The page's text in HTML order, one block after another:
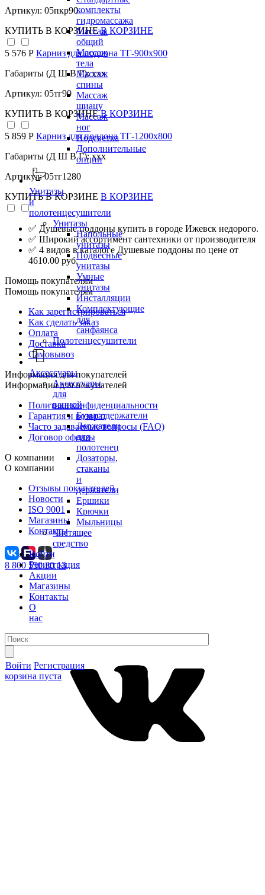
комплекты
гидромассажа
Массаж
общий
Массаж
тела
Массаж
спины
Массаж
шиацу
Массаж
ног
Подсветка
Дополнительные
опции
Унитазы
и
полотенцесушители
Унитазы
Напольные
унитазы
Подвесные
унитазы
Умные
унитазы
Инсталляции
Комплектующие
для
санфаянса
Полотенцесушители
Аксессуары
Аксессуары
для
ванной
Бумагодержатели
Держатели
для
полотенец
Дозаторы,
стаканы
и
держатели
Ершики
Крючки
Мыльницы
Чистящее
средство
Войти
Регистрация
Акции
Магазины
Контакты
О
нас
Войти Регистрация
корзина пуста
Артикул: 05пкр90
КУПИТЬ В КОРЗИНЕ В КОРЗИНЕ
5 576 Р Карниз для поддона TГ-900х900
Габариты (Д Ш В Г): xxx
Артикул: 05тг90
КУПИТЬ В КОРЗИНЕ В КОРЗИНЕ
5 859 Р Карниз для поддона TГ-1200х800
Габариты (Д Ш В Г): xxx
Артикул: 05тг1280
КУПИТЬ В КОРЗИНЕ В КОРЗИНЕ
✅ Душевые поддоны купить в городе Ижевск недорого.
✅ Широкий ассортимент сантехники от производителя
✅ 4 видов в каталоге Душевые поддоны по цене от
4610.00 руб.
Помощь покупателям
Помощь покупателям
Как зарегистрироваться
Как сделать заказ
Оплата
Доставка
Самовывоз
Информация для покупателей
Информация для покупателей
Политика конфиденциальности
Гарантия и возврат
Часто задаваемые вопросы (FAQ)
Договор оферты
О компании
О компании
Отзывы покупателей
Новости
ISO 9001
Магазины
Контакты
8 800 550 30 13